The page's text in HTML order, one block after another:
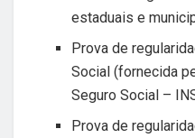
estaduais e
Prova de
Social (fornecida
Seguro Social –
Prova de